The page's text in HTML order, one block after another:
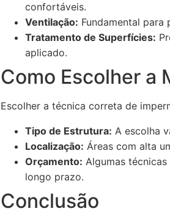
confortáveis.
Ventilação: Fundamental para
Tratamento de Superfícies:
aplicado.
Como Escolher a
Escolher a técnica correta de
Tipo de Estrutura: A escolha
Localização: Áreas com alta
Orçamento: Algumas
longo prazo.
Conclusão